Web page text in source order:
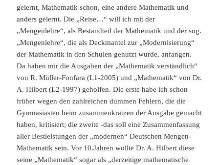
gelernt, Mathematik schon, eine andere Mathematik und
anders gelernt. Die „Reise…“ will ich mit der
„Mengenlehre“, als Bestandteil der Mathematik und der sog.
„Mengenlehre“, die als Deckmantel zur „Modernisierung“
der Mathematik in den Schulen genutzt wurde, anfangen.
Da haben mir die Ausgaben der „Mathematik verständlich“
von R. Müller-Fonfara (L1-2005) und „Mathematik“ von Dr.
A. Hilbert (L2-1997) geholfen. Die erste habe ich schon
früher wegen den zahlreichen dummen Fehlern, die die
Gymnasiasten beim zusammenkratzen der Ausgabe gemacht
haben, kritisiert; die zweite -das soll eine Zusammenfassung
aller Bestleistungen der „modernen“ Deutschen Mengen-
Mathematik sein. Vor 10.Jahren wollte Dr. A. Hilbert diese
seine „Mathematik“ sogar als „derzeitige mathematische